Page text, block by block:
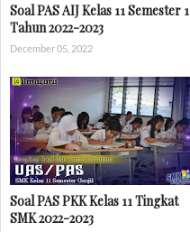
Soal PAS AIJ Kelas 11 Semester 1
Tahun 2022-2023
December 05, 2022
Soal PAS PKK Kelas 11 Tingkat
SMK 2022-2023